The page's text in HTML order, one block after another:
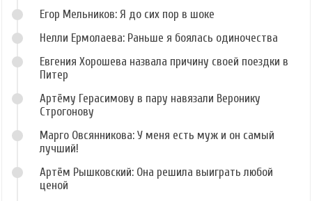
Егор Мельников: Я до сих пор в шоке
Нелли Ермолаева: Раньше я боялась одиночества
Евгения Хорошева назвала причину своей поездки в
Питер
Артёму Герасимову в пару навязали Веронику
Строгонову
Марго Овсянникова: У меня есть муж и он самый
лучший!
Артём Рышковский: Она решила выиграть любой
ценой